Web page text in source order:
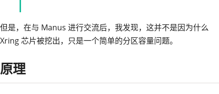
但是，在与 Manus 进行交流后，我发现，这并不是因为什么
Xring 芯片被挖出，只是一个简单的分区容量问题。
原理